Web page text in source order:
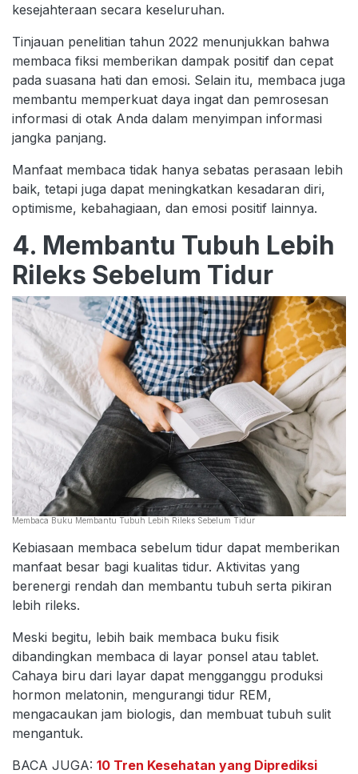
kesejahteraan secara keseluruhan.
Tinjauan penelitian tahun 2022 menunjukkan bahwa
membaca fiksi memberikan dampak positif dan cepat
pada suasana hati dan emosi. Selain itu, membaca juga
membantu memperkuat daya ingat dan pemrosesan
informasi di otak Anda dalam menyimpan informasi
jangka panjang.
Manfaat membaca tidak hanya sebatas perasaan lebih
baik, tetapi juga dapat meningkatkan kesadaran diri,
optimisme, kebahagiaan, dan emosi positif lainnya.
4. Membantu Tubuh Lebih
Rileks Sebelum Tidur
Membaca Buku Membantu Tubuh Lebih Rileks Sebelum Tidur
Kebiasaan membaca sebelum tidur dapat memberikan
manfaat besar bagi kualitas tidur. Aktivitas yang
berenergi rendah dan membantu tubuh serta pikiran
lebih rileks.
Meski begitu, lebih baik membaca buku fisik
dibandingkan membaca di layar ponsel atau tablet.
Cahaya biru dari layar dapat mengganggu produksi
hormon melatonin, mengurangi tidur REM,
mengacaukan jam biologis, dan membuat tubuh sulit
mengantuk.
BACA JUGA: 10 Tren Kesehatan yang Diprediksi